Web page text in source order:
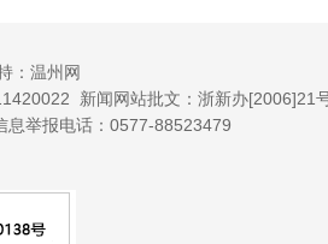
：温州网
新闻网站批文：浙新办[2006]21
举报电话：0577-88523479